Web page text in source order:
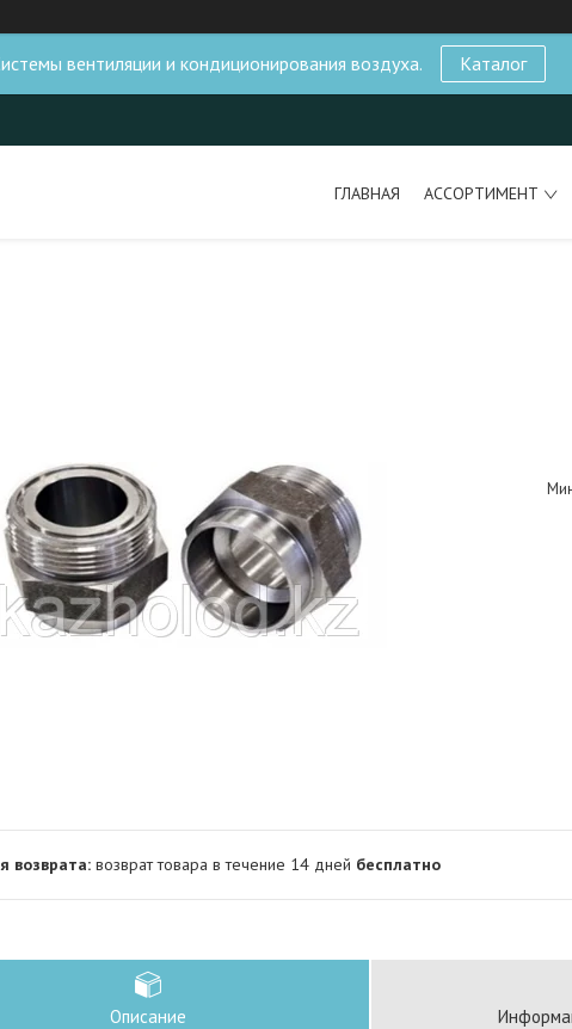
вентиляции и кондиционирования воздуха. Каталог
ГЛАВНАЯ АССОРТИМЕНТ
возврат товара в течение 14 дней бесплатно
Описание